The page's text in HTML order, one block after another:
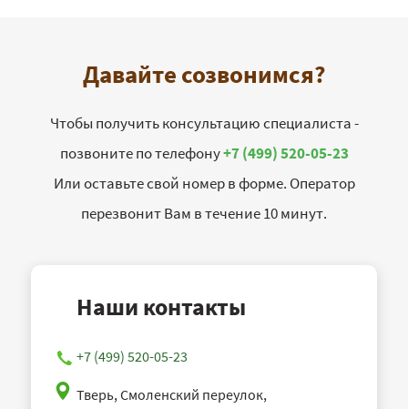
Давайте созвонимся?
Чтобы получить консультацию специалиста -
позвоните по телефону+7 (499) 520-05-23
Или оставьте свой номер в форме. Оператор
перезвонит Вам в течение 10 минут.
Наши контакты
+7 (499) 520-05-23
Тверь, Смоленский переулок,